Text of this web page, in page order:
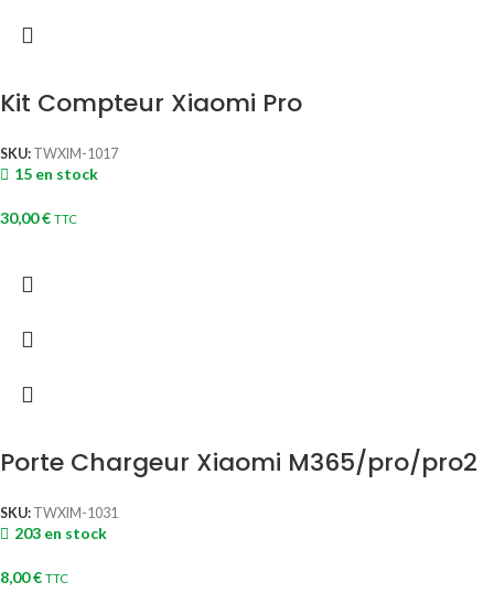
Kit Compteur Xiaomi Pro
SKU: TWXIM-1017
15 en stock
30,00€ TTC
Porte Chargeur Xiaomi M365/pro/pro2
SKU: TWXIM-1031
203 en stock
8,00€ TTC